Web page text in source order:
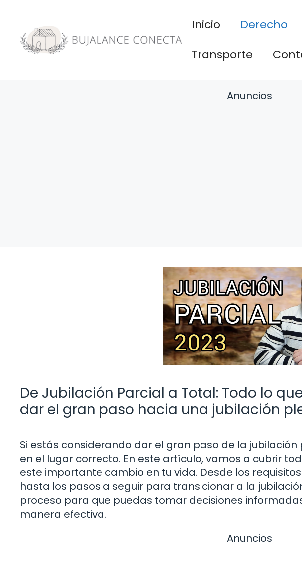
contenido
Inicio Derecho
Transporte
Anuncios
De Jubilación Parcial a Total: Todo lo
dar el gran paso hacia una jubilación
Si estás considerando dar el gran paso de la
en el lugar correcto. En este artículo, vamos a cubrir
este importante cambio en tu vida. Desde los
hasta los pasos a seguir para transicionar a la
proceso para que puedas tomar decisiones
manera efectiva.
Anuncios